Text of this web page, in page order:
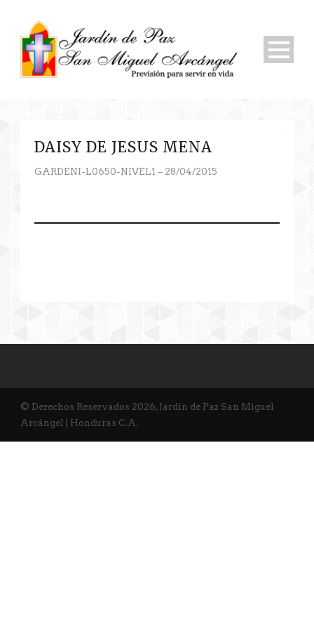
DAISY DE JESUS MENA
GARDENI-L0650-NIVEL1 – 28/04/2015
© Derechos Reservados 2026, Jardín de Paz San Miguel
Arcángel | Honduras C.A.